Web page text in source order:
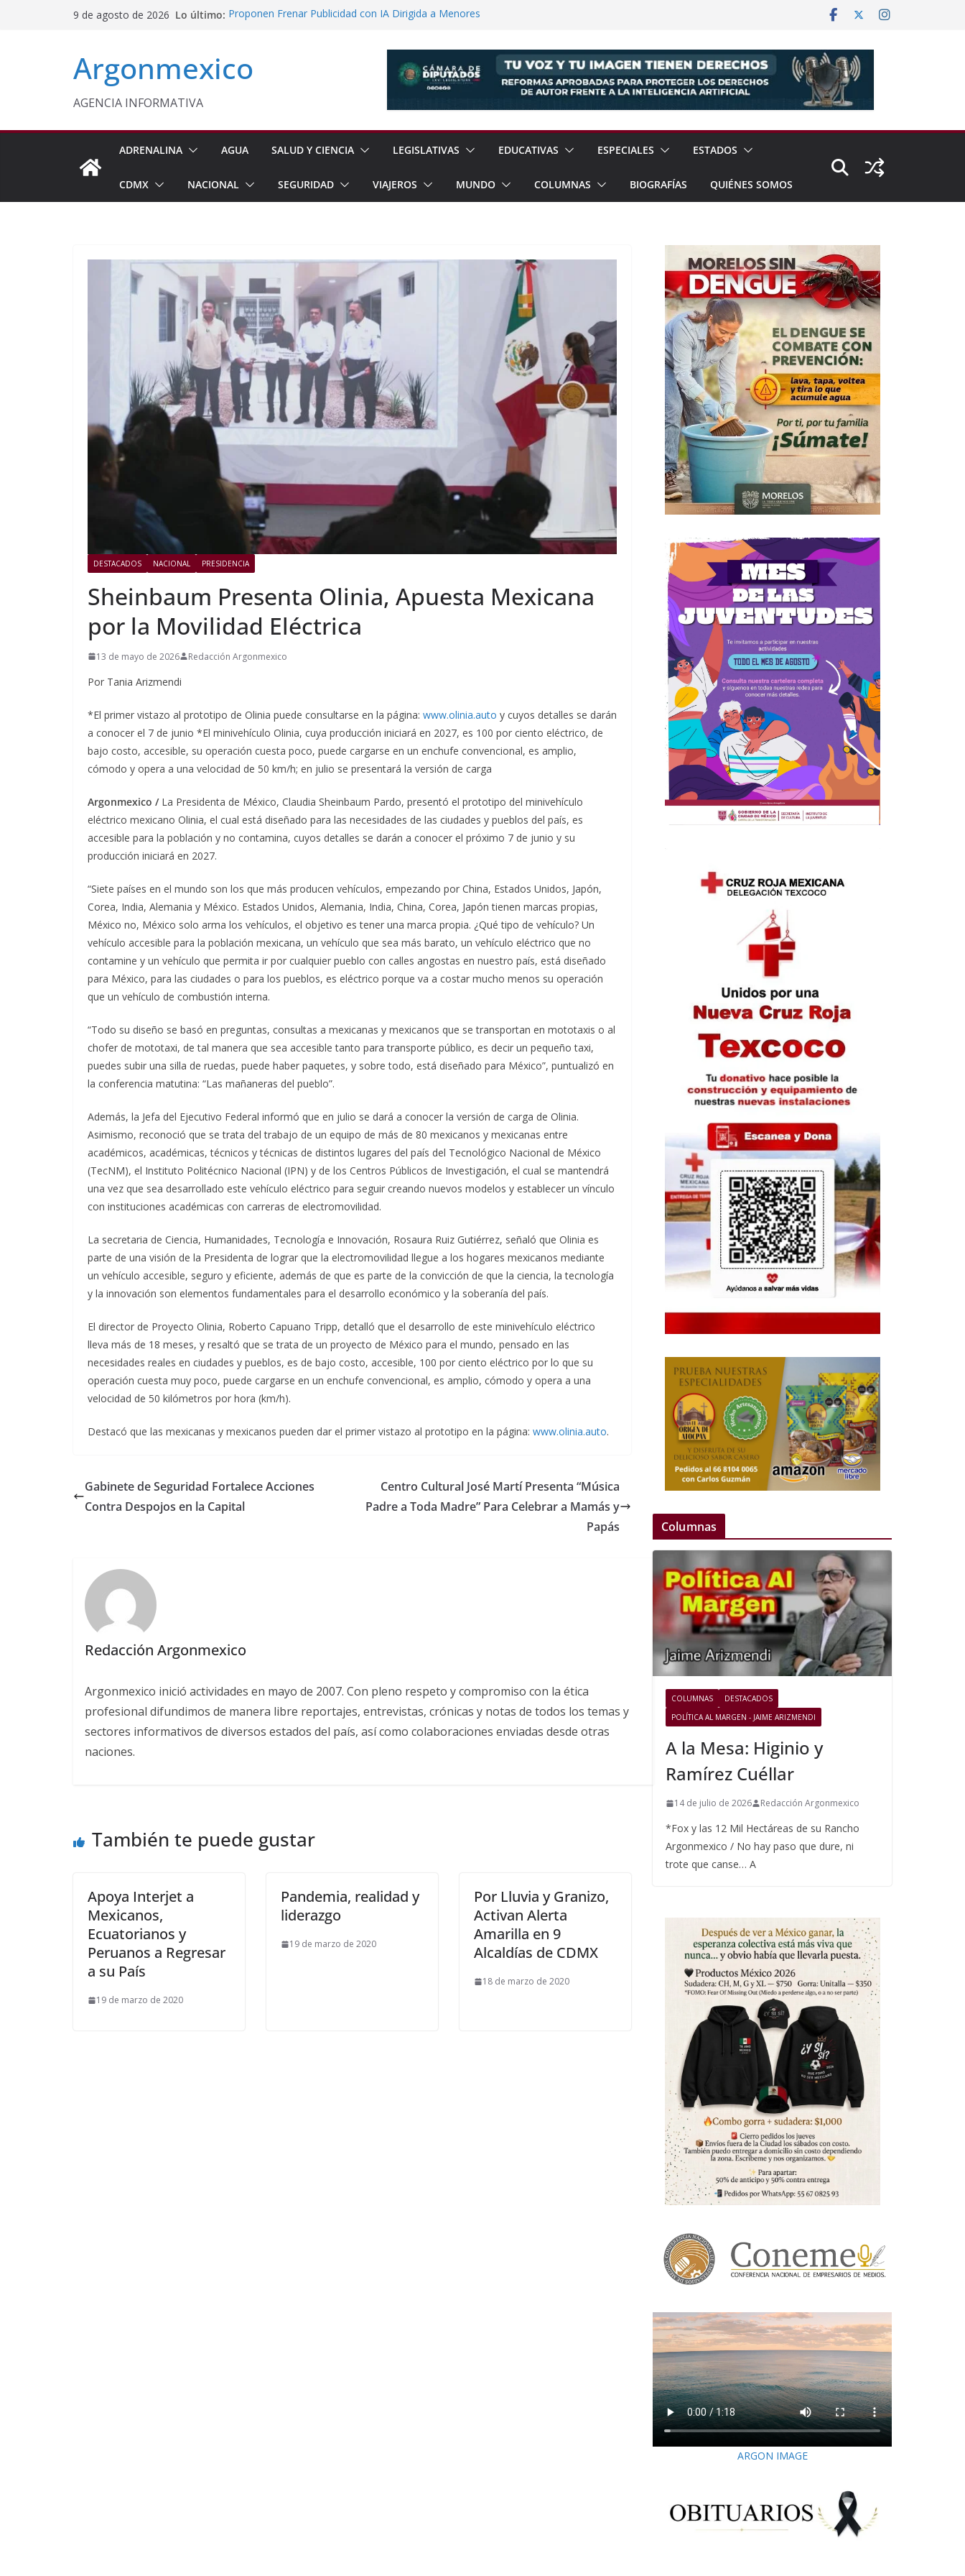
9 de agosto de 2026 Lo último: Proponen Frenar Publicidad con IA Dirigida a Menores
Café Mexiquense Conquista Mercado Chino con Acuerdo de
Exportación
Sheinbaum y Delfina Gómez Refuerzan Oferta Educativa en
Nuevo CBTA en Texcoco
Argonmexico
AGENCIA INFORMATIVA
ADRENALINA AGUA SALUD Y CIENCIA LEGISLATIVAS EDUCATIVAS ESPECIALES ESTADOS
CDMX NACIONAL SEGURIDAD VIAJEROS MUNDO COLUMNAS BIOGRAFÍAS QUIÉNES SOMOS
DESTACADOS NACIONAL PRESIDENCIA
Sheinbaum Presenta Olinia, Apuesta Mexicana
por la Movilidad Eléctrica
13 de mayo de 2026 Redacción Argonmexico
Por Tania Arizmendi
*El primer vistazo al prototipo de Olinia puede consultarse en la página: www.olinia.auto y cuyos detalles se darán
a conocer el 7 de junio *El minivehículo Olinia, cuya producción iniciará en 2027, es 100 por ciento eléctrico, de
bajo costo, accesible, su operación cuesta poco, puede cargarse en un enchufe convencional, es amplio,
cómodo y opera a una velocidad de 50 km/h; en julio se presentará la versión de carga
Argonmexico / La Presidenta de México, Claudia Sheinbaum Pardo, presentó el prototipo del minivehículo
eléctrico mexicano Olinia, el cual está diseñado para las necesidades de las ciudades y pueblos del país, es
accesible para la población y no contamina, cuyos detalles se darán a conocer el próximo 7 de junio y su
producción iniciará en 2027.
“Siete países en el mundo son los que más producen vehículos, empezando por China, Estados Unidos, Japón,
Corea, India, Alemania y México. Estados Unidos, Alemania, India, China, Corea, Japón tienen marcas propias,
México no, México solo arma los vehículos, el objetivo es tener una marca propia. ¿Qué tipo de vehículo? Un
vehículo accesible para la población mexicana, un vehículo que sea más barato, un vehículo eléctrico que no
contamine y un vehículo que permita ir por cualquier pueblo con calles angostas en nuestro país, está diseñado
para México, para las ciudades o para los pueblos, es eléctrico porque va a costar mucho menos su operación
que un vehículo de combustión interna.
“Todo su diseño se basó en preguntas, consultas a mexicanas y mexicanos que se transportan en mototaxis o al
chofer de mototaxi, de tal manera que sea accesible tanto para transporte público, es decir un pequeño taxi,
puedes subir una silla de ruedas, puede haber paquetes, y sobre todo, está diseñado para México”, puntualizó en
la conferencia matutina: “Las mañaneras del pueblo”.
Además, la Jefa del Ejecutivo Federal informó que en julio se dará a conocer la versión de carga de Olinia.
Asimismo, reconoció que se trata del trabajo de un equipo de más de 80 mexicanos y mexicanas entre
académicos, académicas, técnicos y técnicas de distintos lugares del país del Tecnológico Nacional de México
(TecNM), el Instituto Politécnico Nacional (IPN) y de los Centros Públicos de Investigación, el cual se mantendrá
una vez que sea desarrollado este vehículo eléctrico para seguir creando nuevos modelos y establecer un vínculo
con instituciones académicas con carreras de electromovilidad.
La secretaria de Ciencia, Humanidades, Tecnología e Innovación, Rosaura Ruiz Gutiérrez, señaló que Olinia es
parte de una visión de la Presidenta de lograr que la electromovilidad llegue a los hogares mexicanos mediante
un vehículo accesible, seguro y eficiente, además de que es parte de la convicción de que la ciencia, la tecnología
y la innovación son elementos fundamentales para el desarrollo económico y la soberanía del país.
El director de Proyecto Olinia, Roberto Capuano Tripp, detalló que el desarrollo de este minivehículo eléctrico
lleva más de 18 meses, y resaltó que se trata de un proyecto de México para el mundo, pensado en las
necesidades reales en ciudades y pueblos, es de bajo costo, accesible, 100 por ciento eléctrico por lo que su
operación cuesta muy poco, puede cargarse en un enchufe convencional, es amplio, cómodo y opera a una
velocidad de 50 kilómetros por hora (km/h).
Destacó que las mexicanas y mexicanos pueden dar el primer vistazo al prototipo en la página: www.olinia.auto.
Gabinete de Seguridad Fortalece Acciones
Contra Despojos en la Capital
Centro Cultural José Martí Presenta “Música
Padre a Toda Madre” Para Celebrar a Mamás y
Papás
Redacción Argonmexico
Argonmexico inició actividades en mayo de 2007. Con pleno respeto y compromiso con la ética
profesional difundimos de manera libre reportajes, entrevistas, crónicas y notas de todos los temas y
sectores informativos de diversos estados del país, así como colaboraciones enviadas desde otras
naciones.
También te puede gustar
Apoya Interjet a
Mexicanos,
Ecuatorianos y
Peruanos a Regresar
a su País
19 de marzo de 2020
Pandemia, realidad y
liderazgo
19 de marzo de 2020
Por Lluvia y Granizo,
Activan Alerta
Amarilla en 9
Alcaldías de CDMX
18 de marzo de 2020
Columnas
COLUMNAS
DESTACADOS
POLÍTICA AL MARGEN - JAIME ARIZMENDI
A la Mesa: Higinio y
Ramírez Cuéllar
14 de julio de 2026 Redacción Argonmexico
*Fox y las 12 Mil Hectáreas de su Rancho
Argonmexico / No hay paso que dure, ni
trote que canse… A
ARGON IMAGE